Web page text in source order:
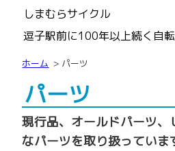
しまむらサイクル
逗子駅前に100年以上続く自転
ホーム パーツ
パーツ
現行品、オールドパーツ、
なパーツを取り扱っていま